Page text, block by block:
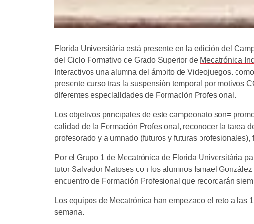
Florida Universitària está presente en la edición del
del Ciclo Formativo de Grado Superior de Mecatrónica
Interactivos una alumna del ámbito de Videojuegos,
presente curso tras la suspensión temporal por motivos
diferentes especialidades de Formación Profesional.
Los objetivos principales de este campeonato son=
calidad de la Formación Profesional, reconocer la tarea
profesorado y alumnado (futuros y futuras
Por el Grupo 1 de Mecatrónica de Florida Universitària
tutor Salvador Matoses con los alumnos Ismael
encuentro de Formación Profesional que recordarán
Los equipos de Mecatrónica han empezado el reto a las
semana.